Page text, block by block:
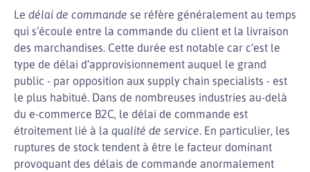
Le délai de commande se réfère généralement au temps
qui s’écoule entre la commande du client et la livraison
des marchandises. Cette durée est notable car c’est le
type de délai d’approvisionnement auquel le grand
public - par opposition aux supply chain specialists - est
le plus habitué. Dans de nombreuses industries au-delà
du e-commerce B2C, le délai de commande est
étroitement lié à la qualité de service. En particulier, les
ruptures de stock tendent à être le facteur dominant
provoquant des délais de commande anormalement